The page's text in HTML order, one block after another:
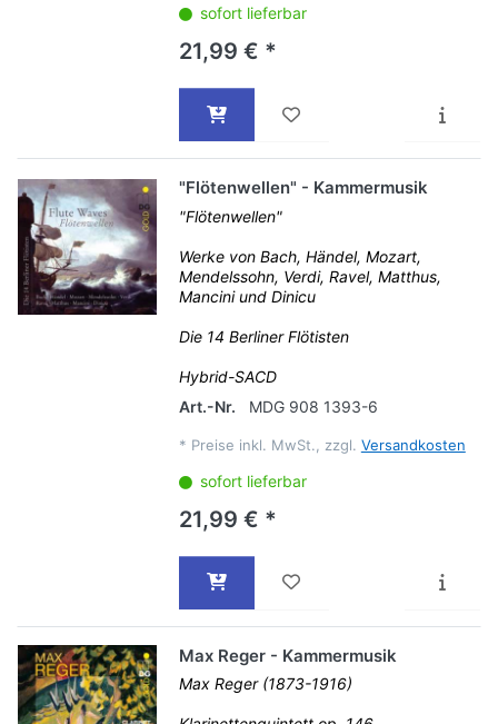
sofort lieferbar
21,99 € *
"Flötenwellen" - Kammermusik
"Flötenwellen"
Werke von Bach, Händel, Mozart,
Mendelssohn, Verdi, Ravel, Matthus,
Mancini und Dinicu
Die 14 Berliner Flötisten
Hybrid-SACD
Art.-Nr.
MDG 908 1393-6
* Preise inkl. MwSt., zzgl. Versandkosten
sofort lieferbar
21,99 € *
Max Reger - Kammermusik
Max Reger (1873-1916)